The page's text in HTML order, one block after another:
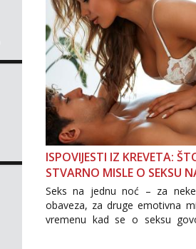
ISPOVIJESTI IZ KREVETA:
STVARNO MISLE O SEKSU
Seks na jednu noć – za
obaveza, za druge emotivna
vremenu kad se o seksu
tema „jedne noći strasti“ i